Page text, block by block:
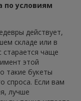
по условиям
действует,
складе или в
старается чаще
этой
такие букеты
спроса. Если вам
лучше